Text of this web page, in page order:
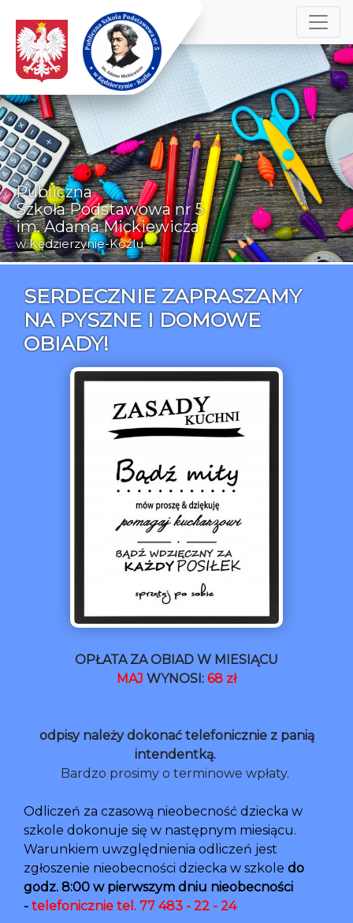
Publiczna
Szkoła Podstawowa nr 5
im. Adama Mickiewicza
w Kędzierzynie-Koźlu
SERDECZNIE ZAPRASZAMY
NA PYSZNE I DOMOWE
OBIADY!
OPŁATA ZA OBIAD W MIESIĄCU
MAJ WYNOSI: 68 zł
odpisy należy dokonać telefonicznie z panią
intendentką.
Bardzo prosimy o terminowe wpłaty.
Odliczeń za czasową nieobecność dziecka w
szkole dokonuje się w następnym miesiącu.
Warunkiem uwzględnienia odliczeń jest
zgłoszenie nieobecności dziecka w szkole do
godz. 8:00 w pierwszym dniu nieobecności
- telefonicznie tel. 77 483 - 22 - 24